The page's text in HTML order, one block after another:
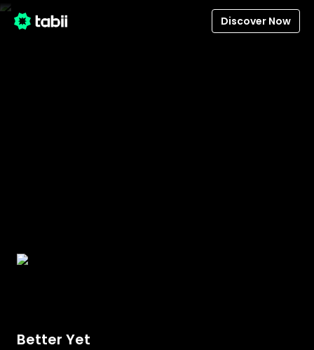
Discover Now
Better Yet